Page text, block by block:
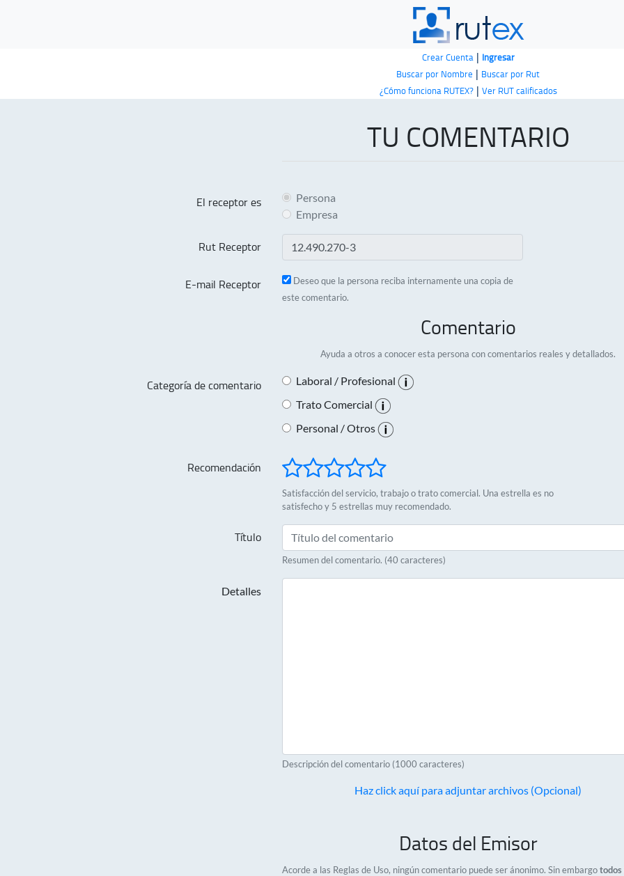
Crear Cuenta| Ingresar
Buscar por Nombre | Buscar por Rut
¿Cómo funciona RUTEX?| Ver RUT calificados
TU COMENTARIO
El receptor es
Persona
Empresa
Rut Receptor
E-mail Receptor
Deseo que la persona reciba internamente una copia de
este comentario.
Comentario
Ayuda a otros a conocer esta persona con comentarios reales y detallados.
Categoría de comentario
Laboral / Profesional
Trato Comercial
Personal / Otros
Recomendación
Satisfacción del servicio, trabajo o trato comercial. Una estrella es no
satisfecho y 5 estrellas muy recomendado.
Título
Resumen del comentario. (40 caracteres)
Detalles
Descripción del comentario (1000 caracteres)
Haz click aquí para adjuntar archivos (Opcional)
Datos del Emisor
Acorde a las Reglas de Uso, ningún comentario puede ser ánonimo. Sin embargotodos